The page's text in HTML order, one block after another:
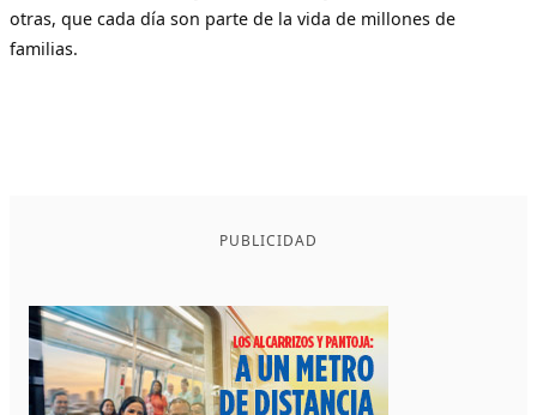
otras, que cada día son parte de la vida de millones de
familias.
PUBLICIDAD